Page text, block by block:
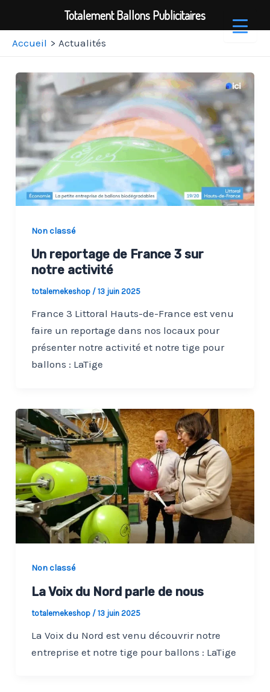
Aller
contenu
Accueil Actualités
Non classé
Un reportage de France 3 sur
notre activité
totalemekeshop / 13 juin 2025
France 3 Littoral Hauts-de-France est venu
faire un reportage dans nos locaux pour
présenter notre activité et notre tige pour
ballons : LaTige
Non classé
La Voix du Nord parle de nous
totalemekeshop / 13 juin 2025
La Voix du Nord est venu découvrir notre
entreprise et notre tige pour ballons : LaTige
Totalement Ballons Publicitaires